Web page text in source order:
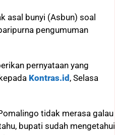
asal bunyi (Asbun) soal
pengumuman
pernyataan yang
Kontras.id, Selasa
tidak merasa galau
bupati sudah mengetahui